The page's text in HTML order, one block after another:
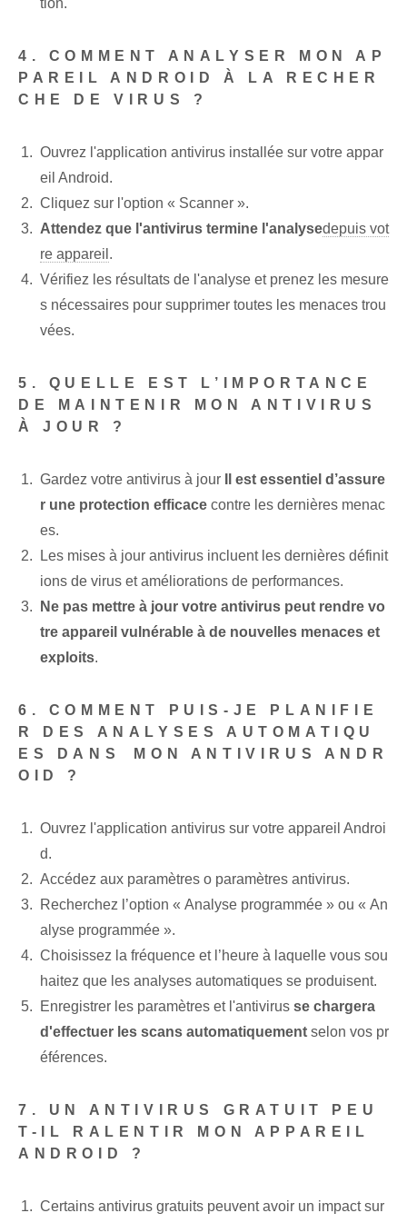
tion.
4. COMMENT ANALYSER MON AP
PAREIL ANDROID À LA RECHER
CHE DE VIRUS ?
Ouvrez l'application antivirus installée sur votre appar
eil Android.
Cliquez sur l'option « Scanner ».
Attendez que l'antivirus termine l'analysedepuis vot
re appareil .
Vérifiez les résultats de l'analyse et⁤ prenez les mesure
s nécessaires pour⁣ supprimer toutes les menaces trou
vées.
5. QUELLE EST L’IMPORTANCE
DE MAINTENIR MON ANTIVIRUS
À JOUR ?
Gardez votre antivirus à jour
Il est essentiel d’assure
r une protection efficace contre les dernières ‌menac
es.
Les mises à jour antivirus incluent les dernières définit
ions de virus et améliorations de performances.
Ne pas mettre à jour votre antivirus peut rendre vo
tre appareil vulnérable à de nouvelles menaces et
exploits.
6. COMMENT PUIS-JE PLANIFIE
R DES ANALYSES AUTOMATIQU
ES DANS⁢ MON ANTIVIRUS ANDR
OID ?
Ouvrez l'application antivirus sur votre appareil Androi
d.
Accédez aux paramètres o⁢ paramètres antivirus.
Recherchez l’option « Analyse programmée » ou « An
alyse programmée ».
Choisissez la fréquence et l’heure à laquelle vous sou
haitez que les analyses automatiques se produisent.
Enregistrer les paramètres et l'antivirus se chargera
d'effectuer les scans automatiquement selon vos pr
éférences.
7. UN ANTIVIRUS GRATUIT PEU
T-IL RALENTIR MON APPAREIL
ANDROID ?
Certains antivirus gratuits peuvent avoir un impact sur